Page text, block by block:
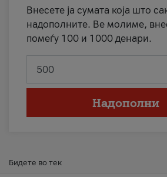
Внесете ја сумата која што
надополните. Ве молиме,
помеѓу 100 и 1000 денари.
Надополни
Бидете во тек